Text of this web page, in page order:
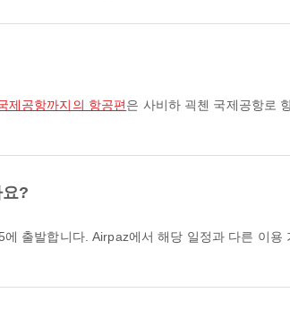
제공항까지의 항공편은 사비하 괵첸 국제공항로
?